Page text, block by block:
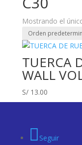
Mostrando el
TUERCA
WALL
S/13.00
Seguir